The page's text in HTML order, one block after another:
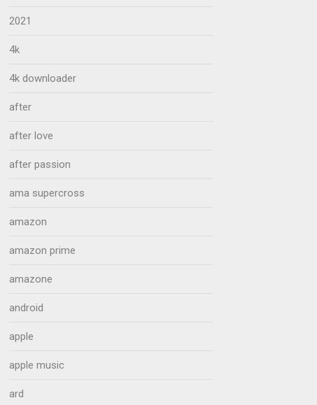
2021
4k
4k downloader
after
after love
after passion
ama supercross
amazon
amazon prime
amazone
android
apple
apple music
ard